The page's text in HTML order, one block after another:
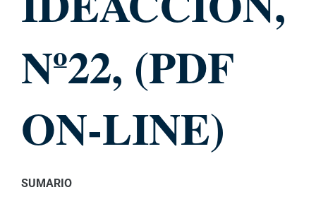
Nº22, (PDF
ON-LINE)
SUMARIO